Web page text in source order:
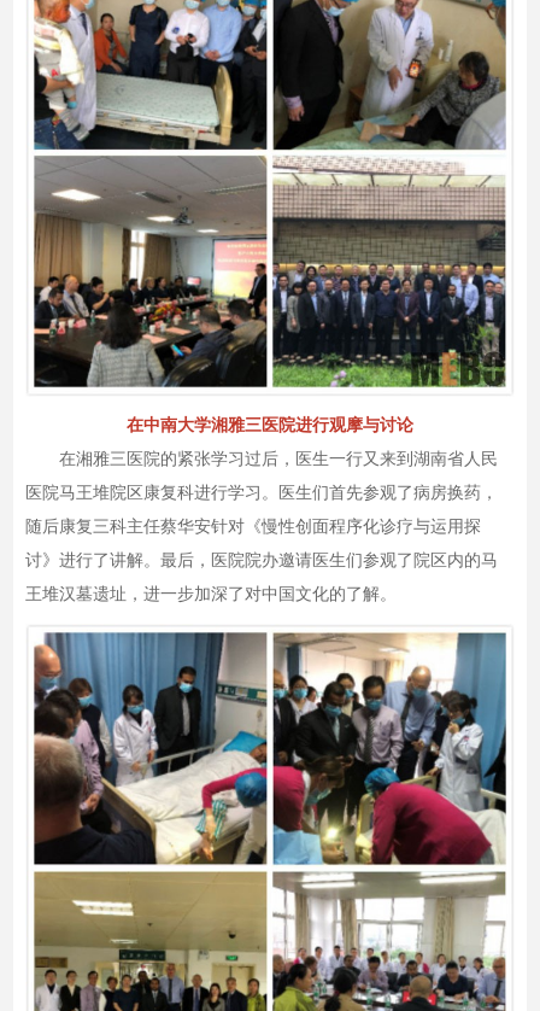
在中南大学湘雅三医院进行观摩与讨论
在湘雅三医院的紧张学习过后，医生一行又来到湖南省人民
医院马王堆院区康复科进行学习。医生们首先参观了病房换药，
随后康复三科主任蔡华安针对《慢性创面程序化诊疗与运用探
讨》进行了讲解。最后，医院院办邀请医生们参观了院区内的马
王堆汉墓遗址，进一步加深了对中国文化的了解。